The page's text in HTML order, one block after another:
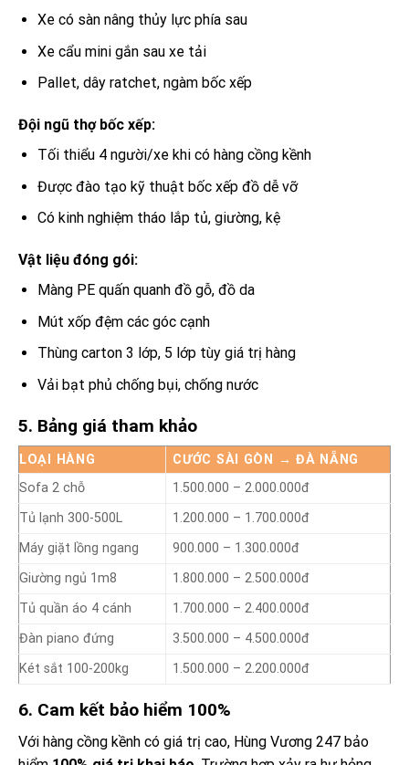
Xe có sàn nâng thủy lực phía sau
Xe cẩu mini gắn sau xe tải
Pallet, dây ratchet, ngàm bốc xếp
Đội ngũ thợ bốc xếp:
Tối thiểu 4 người/xe khi có hàng cồng kềnh
Được đào tạo kỹ thuật bốc xếp đồ dễ vỡ
Có kinh nghiệm tháo lắp tủ, giường, kệ
Vật liệu đóng gói:
Màng PE quấn quanh đồ gỗ, đồ da
Mút xốp đệm các góc cạnh
Thùng carton 3 lớp, 5 lớp tùy giá trị hàng
Vải bạt phủ chống bụi, chống nước
5. Bảng giá tham khảo
LOẠI HÀNG
CƯỚC SÀI GÒN → ĐÀ NẴNG
Sofa 2 chỗ
1.500.000 – 2.000.000đ
Tủ lạnh 300-500L
1.200.000 – 1.700.000đ
Máy giặt lồng ngang
900.000 – 1.300.000đ
Giường ngủ 1m8
1.800.000 – 2.500.000đ
Tủ quần áo 4 cánh
1.700.000 – 2.400.000đ
Đàn piano đứng
3.500.000 – 4.500.000đ
Két sắt 100-200kg
1.500.000 – 2.200.000đ
6. Cam kết bảo hiểm 100%
Với hàng cồng kềnh có giá trị cao, Hùng Vương 247 bảo